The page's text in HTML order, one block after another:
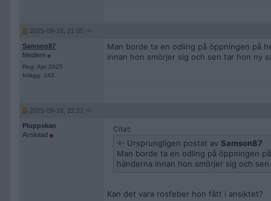
2025-09-18, 21:05
Samson87
Medlem
Reg: Apr 2025
Inlägg: 243
Man borde ta en odling på öppningen på
innan hon smörjer sig och sen tar hon ny
2025-09-18, 22:21
Pluppskan
Avslutad
Citat:
Ursprungligen postat av Samson87
Man borde ta en odling på öppningen
händerna innan hon smörjer sig och
Kan det vara rosfeber hon fått i ansiktet?